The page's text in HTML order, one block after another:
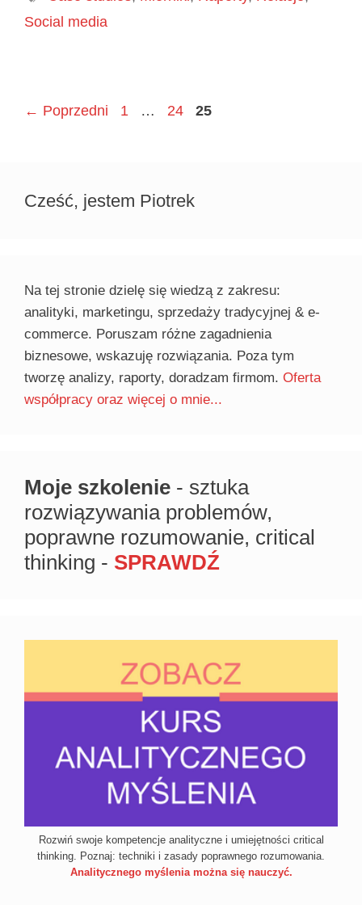
Social media
← Poprzedni Page
1 … Page
24 Page
25
Cześć, jestem Piotrek
Na tej stronie dzielę się wiedzą z zakresu:
analityki, marketingu, sprzedaży tradycyjnej & e-
commerce. Poruszam różne zagadnienia
biznesowe, wskazuję rozwiązania. Poza tym
tworzę analizy, raporty, doradzam firmom. Oferta
współpracy oraz więcej o mnie...
Moje szkolenie - sztuka
rozwiązywania problemów,
poprawne rozumowanie, critical
thinking - SPRAWDŹ
Rozwiń swoje kompetencje analityczne i umiejętności critical
thinking. Poznaj: techniki i zasady poprawnego rozumowania.
Analitycznego myślenia można się nauczyć.